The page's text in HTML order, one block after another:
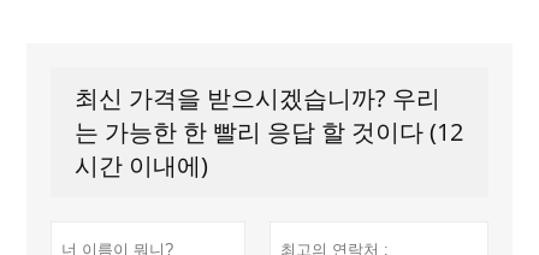
최신 가격을 받으시겠습니까? 우리
는 가능한 한 빨리 응답 할 것이다 (12
시간 이내에)